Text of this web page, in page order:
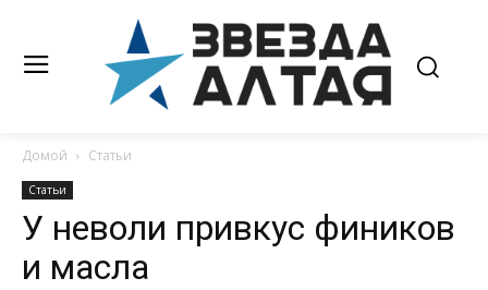
Домой Статьи
Статьи
У неволи привкус фиников
и масла